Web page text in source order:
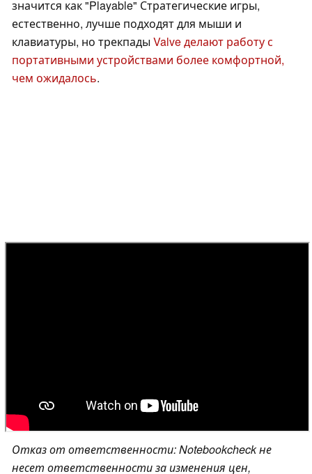
значится как "Playable" Стратегические игры,
естественно, лучше подходят для мыши и
клавиатуры, но трекпады Valve делают работу с
портативными устройствами более комфортной,
чем ожидалось.
Отказ от ответственности: Notebookcheck не
несет ответственности за изменения цен,